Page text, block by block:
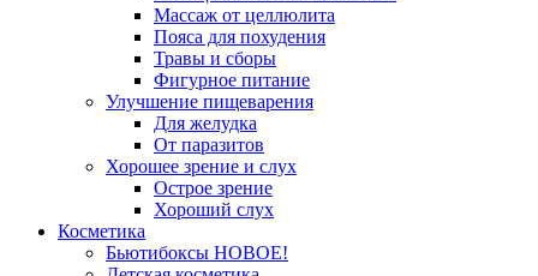
Массаж от целлюлита
Пояса для похудения
Травы и сборы
Фигурное питание
Улучшение пищеварения
Для желудка
От паразитов
Хорошее зрение и слух
Острое зрение
Хороший слух
Косметика
Бьютибоксы НОВОЕ!